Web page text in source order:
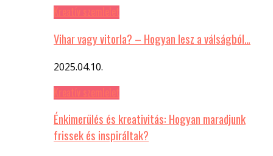
Vihar vagy vitorla? – Hogyan lesz a válságból…
2025.04.10.
Énkimerülés és kreativitás: Hogyan maradjunk
frissek és inspiráltak?